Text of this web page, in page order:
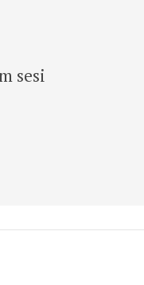
sesi